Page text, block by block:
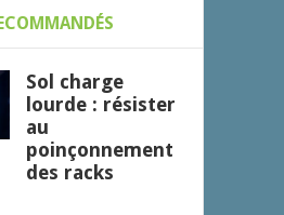
Sol charge
lourde : résister
au
poinçonnement
des racks